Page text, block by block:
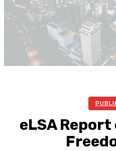
eLSA